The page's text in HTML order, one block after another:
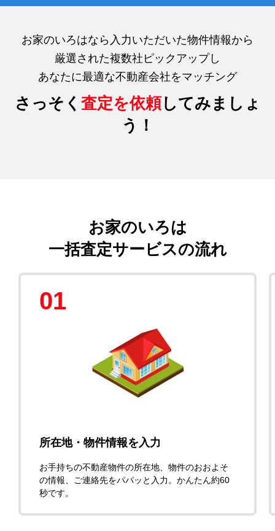
お家のいろはなら入力いただいた物件情報から
厳選された複数社ピックアップし
あなたに最適な不動産会社をマッチング
さっそく 査定を依頼してみましょ
う！
お家のいろは
一括査定サービスの流れ
01
所在地・物件情報を入力
お手持ちの不動産物件の所在地、物件のおおよそ
の情報、ご連絡先をパパッと入力。かんたん約60
秒です。